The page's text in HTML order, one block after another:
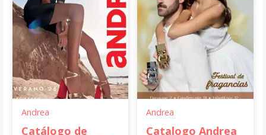
Andrea
Catálogo de
Andrea
Catalogo Andrea